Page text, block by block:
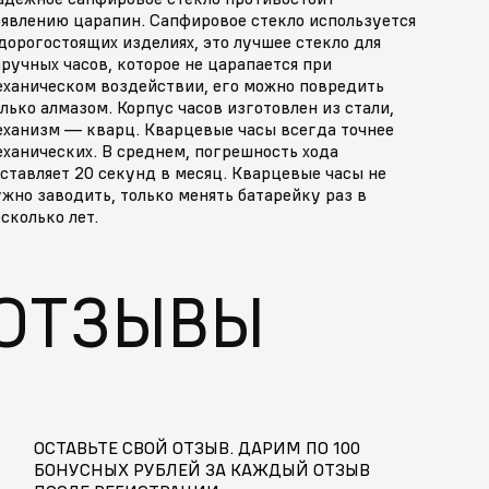
царапин. Сапфировое стекло используется
изделиях, это лучшее стекло для
часов, которое не царапается при
воздействии, его можно повредить
алмазом. Корпус часов изготовлен из стали,
— кварц. Кварцевые часы всегда точнее
В среднем, погрешность хода
20 секунд в месяц. Кварцевые часы не
заводить, только менять батарейку раз в
лет.
ОСТАВЬТЕ СВОЙ ОТЗЫВ. ДАРИМ ПО 100
БОНУСНЫХ РУБЛЕЙ ЗА КАЖДЫЙ ОТЗЫВ